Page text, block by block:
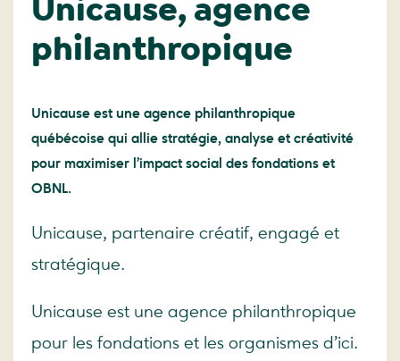
Unicause, agence
philanthropique
Unicause est une agence philanthropique
québécoise qui allie stratégie, analyse et créativité
pour maximiser l’impact social des fondations et
OBNL.
Unicause, partenaire créatif, engagé et
stratégique.
Unicause est une agence philanthropique
pour les fondations et les organismes d’ici.